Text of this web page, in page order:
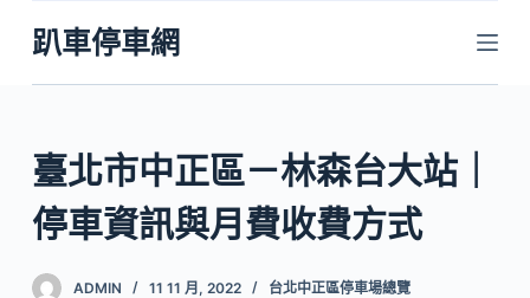
跳
至
主
內
容
趴車停車網
臺北市中正區－林森台大站｜
停車資訊與月費收費方式
ADMIN 11 11 月, 2022 台北中正區停車場總覽